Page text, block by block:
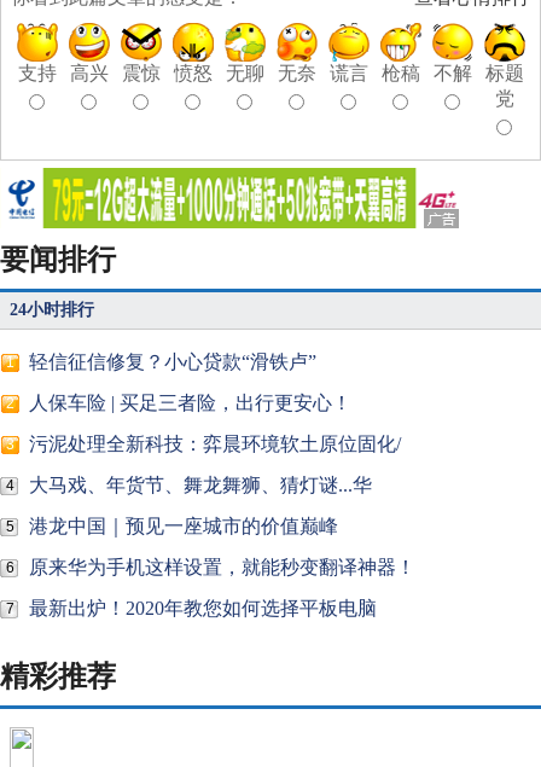
支持 高兴 震惊 愤怒 无聊 无奈 谎言 枪稿 不解
标题
党
要闻排行
24小时排行
1 轻信征信修复？小心贷款“滑铁卢”
2 人保车险 | 买足三者险，出行更安心！
3 污泥处理全新科技：弈晨环境软土原位固化/
4 大马戏、年货节、舞龙舞狮、猜灯谜...华
5 港龙中国｜预见一座城市的价值巅峰
6 原来华为手机这样设置，就能秒变翻译神器！
7 最新出炉！2020年教您如何选择平板电脑
精彩推荐